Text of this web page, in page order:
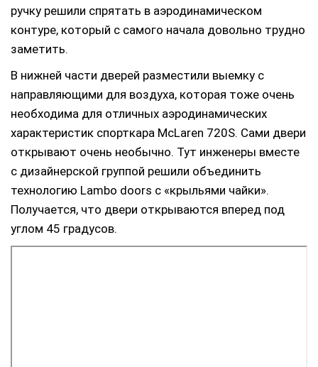
ручку решили спрятать в аэродинамическом
контуре, который с самого начала довольно трудно
заметить.
В нижней части дверей разместили выемку с
направляющими для воздуха, которая тоже очень
необходима для отличных аэродинамических
характеристик спорткара McLaren 720S. Сами двери
открывают очень необычно. Тут инженеры вместе
с дизайнерской группой решили объединить
технологию Lambo doors с «крыльями чайки».
Получается, что двери открываются вперед под
углом 45 градусов.